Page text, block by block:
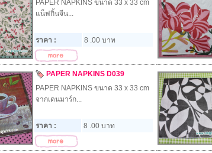
PAPER NAPKINS ขนาด 33 x 33 cm
แน็ฟกิ้นจีน...
ราคา : 8 .00 บาท
PAPER NAPKINS D039
PAPER NAPKINS ขนาด 33 x 33 cm
จากเดนมาร์ก...
ราคา : 8 .00 บาท